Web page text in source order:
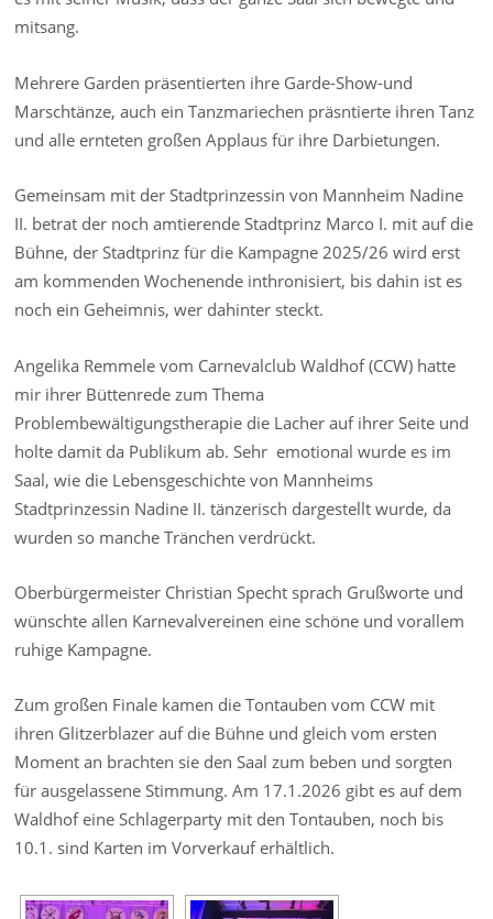
mitsang.
Mehrere Garden präsentierten ihre Garde-Show-und
Marschtänze, auch ein Tanzmariechen präsntierte ihren Tanz
und alle ernteten großen Applaus für ihre Darbietungen.
Gemeinsam mit der Stadtprinzessin von Mannheim Nadine
II. betrat der noch amtierende Stadtprinz Marco I. mit auf die
Bühne, der Stadtprinz für die Kampagne 2025/26 wird erst
am kommenden Wochenende inthronisiert, bis dahin ist es
noch ein Geheimnis, wer dahinter steckt.
Angelika Remmele vom Carnevalclub Waldhof (CCW) hatte
mir ihrer Büttenrede zum Thema
Problembewältigungstherapie die Lacher auf ihrer Seite und
holte damit da Publikum ab. Sehr emotional wurde es im
Saal, wie die Lebensgeschichte von Mannheims
Stadtprinzessin Nadine II. tänzerisch dargestellt wurde, da
wurden so manche Tränchen verdrückt.
Oberbürgermeister Christian Specht sprach Grußworte und
wünschte allen Karnevalvereinen eine schöne und vorallem
ruhige Kampagne.
Zum großen Finale kamen die Tontauben vom CCW mit
ihren Glitzerblazer auf die Bühne und gleich vom ersten
Moment an brachten sie den Saal zum beben und sorgten
für ausgelassene Stimmung. Am 17.1.2026 gibt es auf dem
Waldhof eine Schlagerparty mit den Tontauben, noch bis
10.1. sind Karten im Vorverkauf erhältlich.